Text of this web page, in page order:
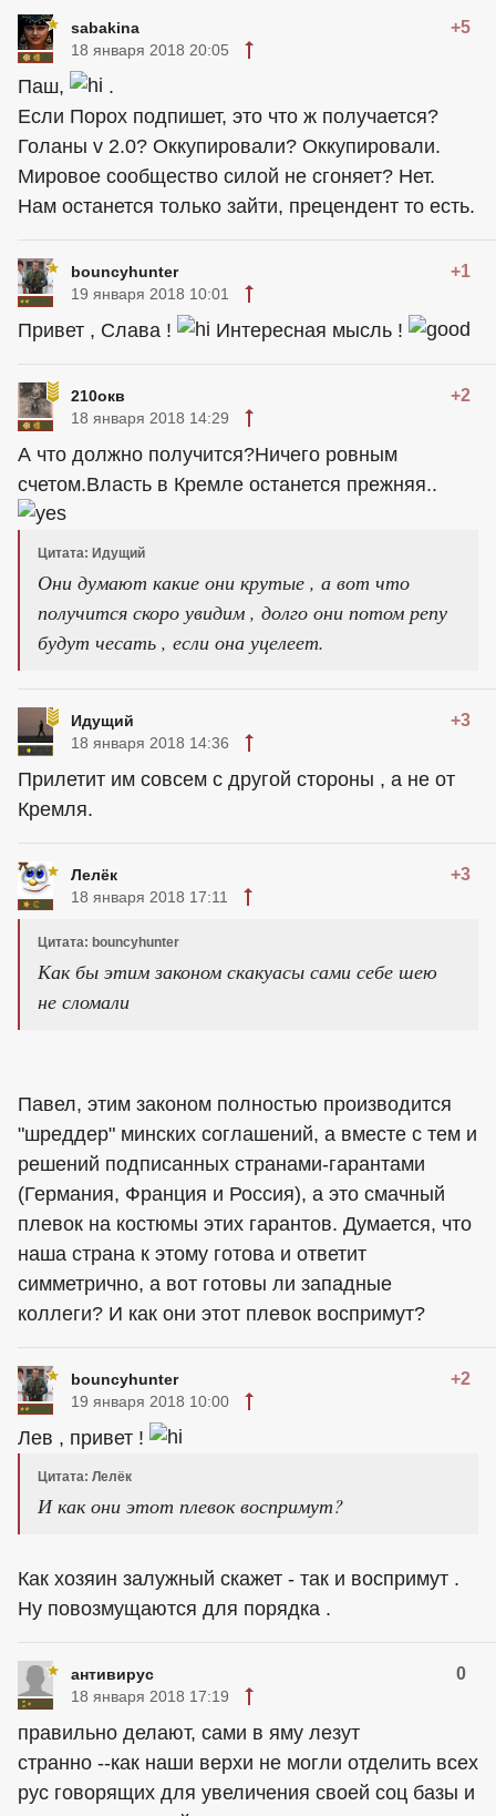
sabakina +5
18 января 2018 20:05
Паш,
.
Если Порох подпишет, это что ж получается?
Голаны v 2.0? Оккупировали? Оккупировали.
Мировое сообщество силой не сгоняет? Нет.
Нам останется только зайти, прецендент то есть.
bouncyhunter +1
19 января 2018 10:01
Привет , Слава ! Интересная мысль !
210окв +2
18 января 2018 14:29
А что должно получится?Ничего ровным
счетом.Власть в Кремле останется прежняя..
Цитата: Идущий
Они думают какие они крутые , а вот что
получится скоро увидим , долго они потом репу
будут чесать , если она уцелеет.
Идущий +3
18 января 2018 14:36
Прилетит им совсем с другой стороны , а не от
Кремля.
Лелёк +3
18 января 2018 17:11
Цитата: bouncyhunter
Как бы этим законом скакуасы сами себе шею
не сломали
Павел, этим законом полностью производится
"шреддер" минских соглашений, а вместе с тем и
решений подписанных странами-гарантами
(Германия, Франция и Россия), а это смачный
плевок на костюмы этих гарантов. Думается, что
наша страна к этому готова и ответит
симметрично, а вот готовы ли западные
коллеги? И как они этот плевок воспримут?
bouncyhunter +2
19 января 2018 10:00
Лев , привет !
Цитата: Лелёк
И как они этот плевок воспримут?
Как хозяин залужный скажет - так и воспримут .
Ну повозмущаются для порядка .
антивирус 0
18 января 2018 17:19
правильно делают, сами в яму лезут
странно --как наши верхи не могли отделить всех
рус говорящих для увеличения своей соц базы и